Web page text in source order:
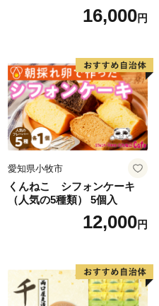
16,000円
愛知県小牧市
くんねこ シフォンケーキ
（人気の5種類） 5個入
12,000円